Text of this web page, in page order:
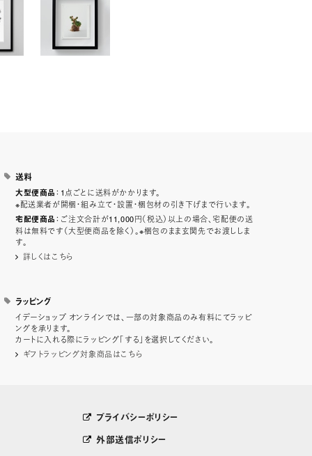
送料
大型便商品 ：1点ごとに送料がかかります。
※配送業者が開梱・組み立て・設置・梱包材の引き下げまで行います。
宅配便商品 ：ご注文合計が11,000円（税込）以上の場合、宅配便の送
料は無料です（大型便商品を除く）。※梱包のまま玄関先でお渡ししま
す。
詳しくはこちら
ラッピング
イデーショップ オンラインでは、一部の対象商品のみ有料にてラッピ
ングを承ります。
カートに入れる際にラッピング「する」を選択してください。
ギフトラッピング対象商品はこちら
プライバシーポリシー
外部送信ポリシー